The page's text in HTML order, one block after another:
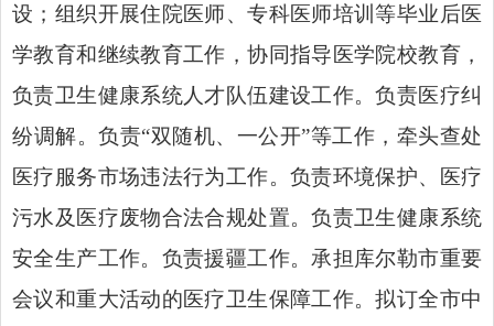
设；组织开展住院医师、专科医师培训等毕业后医
学教育和继续教育工作，协同指导医学院校教育，
负责卫生健康系统人才队伍建设工作。负责医疗纠
纷调解。负责“双随机、一公开”等工作，牵头查处
医疗服务市场违法行为工作。负责环境保护、医疗
污水及医疗废物合法合规处置。负责卫生健康系统
安全生产工作。负责援疆工作。承担库尔勒市重要
会议和重大活动的医疗卫生保障工作。拟订全市中